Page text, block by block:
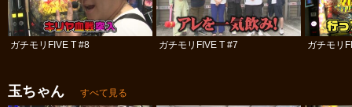
ガチモリFIVE T #8 ガチモリFIVE T #7 ガチモリ
玉ちゃん すべて見る